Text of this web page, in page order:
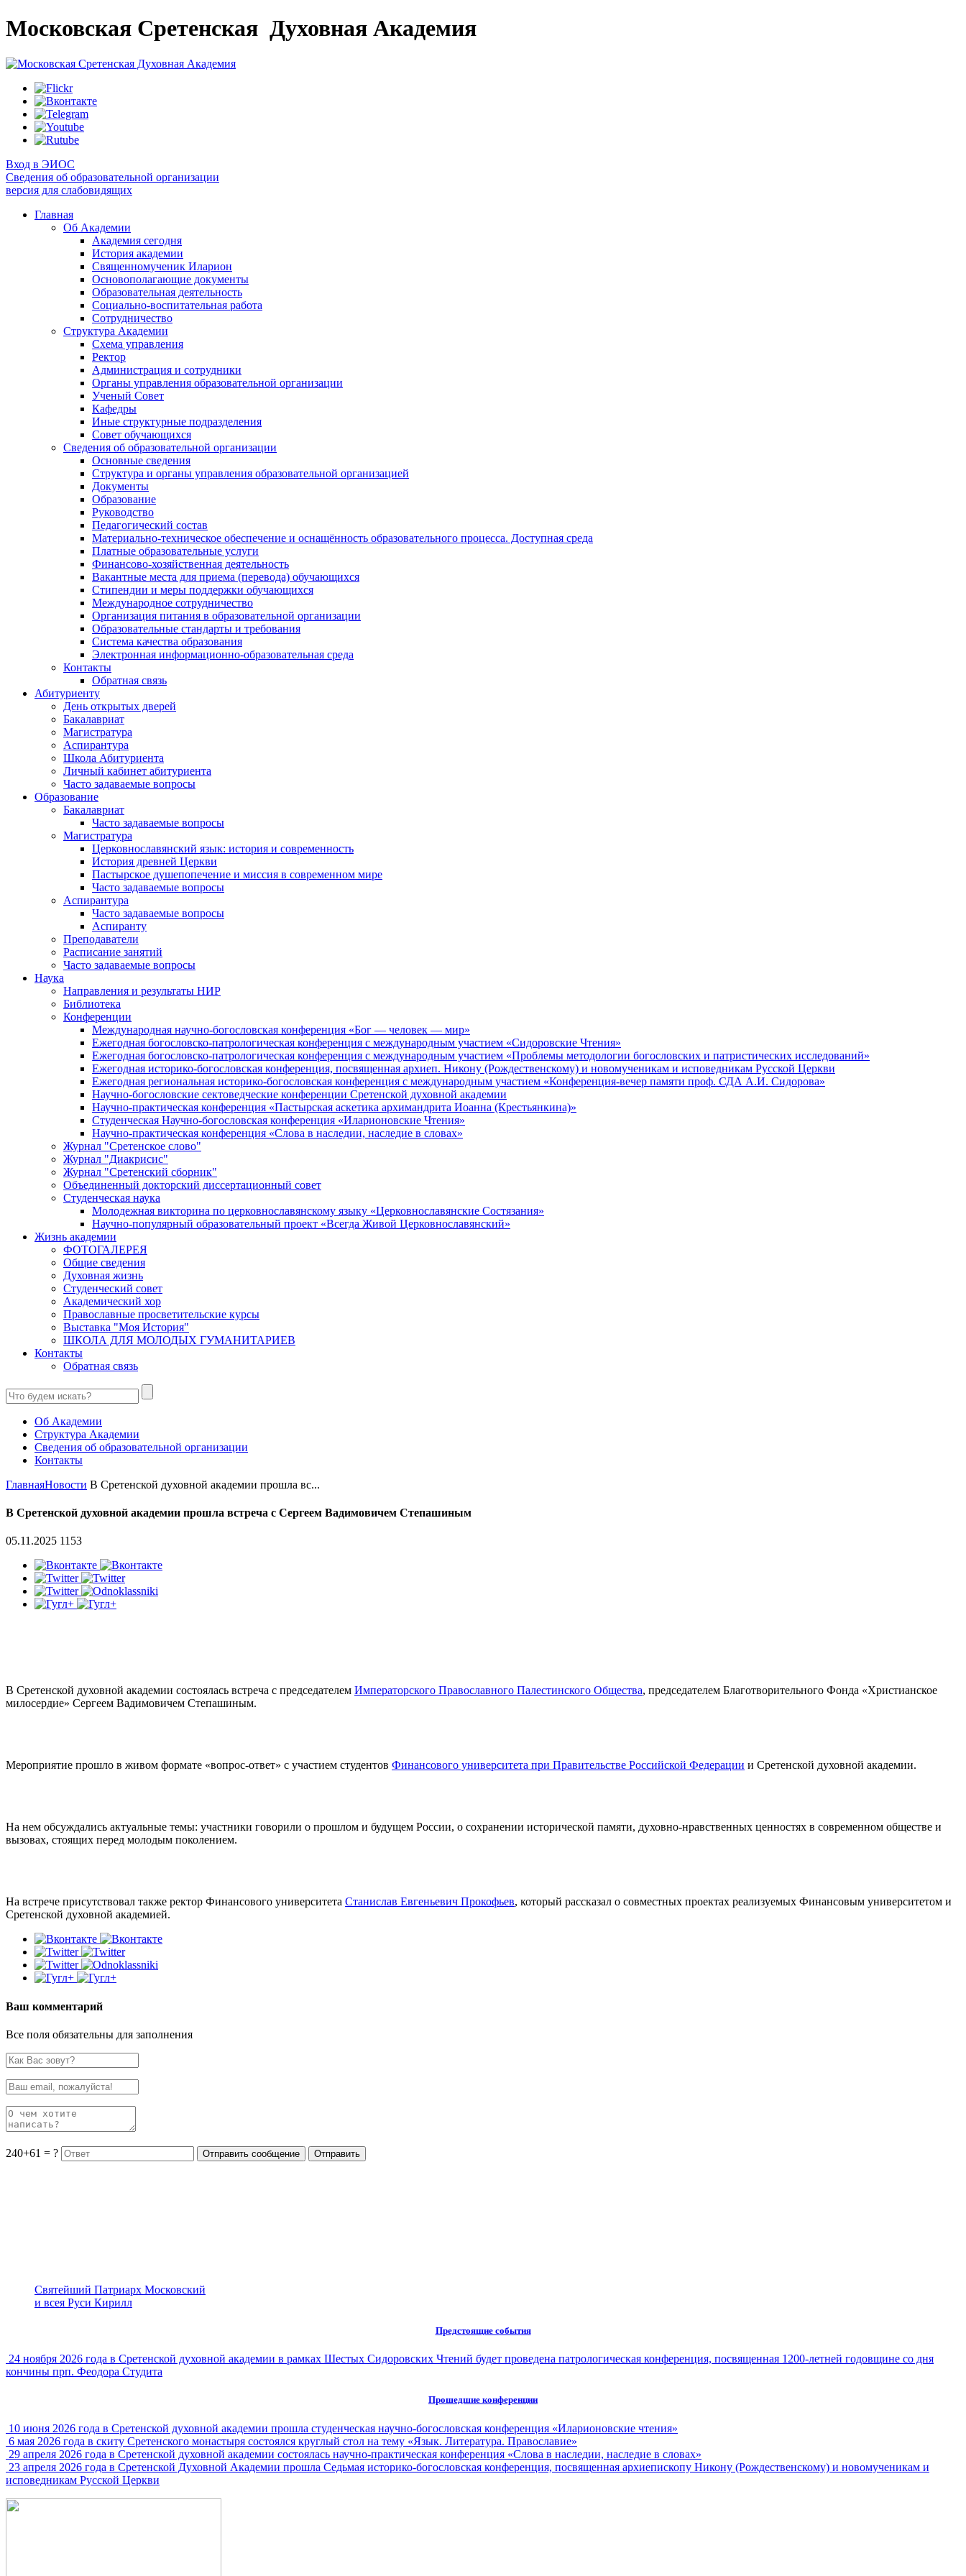
Московская Сретенская Духовная Академия
Вход в ЭИОС
Сведения об образовательной организации
версия для слабовидящих
Главная
Об Академии
Академия сегодня
История академии
Священномученик Иларион
Основополагающие документы
Образовательная деятельность
Социально-воспитательная работа
Сотрудничество
Структура Академии
Схема управления
Ректор
Администрация и сотрудники
Органы управления образовательной организации
Ученый Совет
Кафедры
Иные структурные подразделения
Совет обучающихся
Сведения об образовательной организации
Основные сведения
Структура и органы управления образовательной организацией
Документы
Образование
Руководство
Педагогический состав
Материально-техническое обеспечение и оснащённость образовательного процесса. Доступная среда
Платные образовательные услуги
Финансово-хозяйственная деятельность
Вакантные места для приема (перевода) обучающихся
Стипендии и меры поддержки обучающихся
Международное сотрудничество
Организация питания в образовательной организации
Образовательные стандарты и требования
Система качества образования
Электронная информационно-образовательная среда
Контакты
Обратная связь
Абитуриенту
День открытых дверей
Бакалавриат
Магистратура
Аспирантура
Школа Абитуриента
Личный кабинет абитуриента
Часто задаваемые вопросы
Образование
Бакалавриат
Часто задаваемые вопросы
Магистратура
Церковнославянский язык: история и современность
История древней Церкви
Пастырское душепопечение и миссия в современном мире
Часто задаваемые вопросы
Аспирантура
Часто задаваемые вопросы
Аспиранту
Преподаватели
Расписание занятий
Часто задаваемые вопросы
Наука
Направления и результаты НИР
Библиотека
Конференции
Международная научно-богословская конференция «Бог — человек — мир»
Ежегодная богословско-патрологическая конференция с международным участием «Сидоровские Чтения»
Ежегодная богословско-патрологическая конференция с международным участием «Проблемы методологии богословских и патристических исследований»
Ежегодная историко-богословская конференция, посвященная архиеп. Никону (Рождественскому) и новомученикам и исповедникам Русской Церкви
Ежегодная региональная историко-богословская конференция с международным участием «Конференция-вечер памяти проф. СДА А.И. Сидорова»
Научно-богословские сектоведческие конференции Сретенской духовной академии
Научно-практическая конференция «Пастырская аскетика архимандрита Иоанна (Крестьянкина)»
Студенческая Научно-богословская конференция «Иларионовские Чтения»
Научно-практическая конференция «Cлова в наследии, наследие в словах»
Журнал "Сретенское слово"
Журнал "Диакрисис"
Журнал "Сретенский сборник"
Объединенный докторский диссертационный совет
Студенческая наука
Молодежная викторина по церковнославянскому языку «Церковнославянские Состязания»
Научно-популярный образовательный проект «Всегда Живой Церковнославянский»
Жизнь академии
ФОТОГАЛЕРЕЯ
Общие сведения
Духовная жизнь
Студенческий совет
Академический хор
Православные просветительские курсы
Выставка "Моя История"
ШКОЛА ДЛЯ МОЛОДЫХ ГУМАНИТАРИЕВ
Контакты
Обратная связь
Об Академии
Структура Академии
Сведения об образовательной организации
Контакты
ГлавнаяНовости В Сретенской духовной академии прошла вс...
В Сретенской духовной академии прошла встреча с Сергеем Вадимовичем Степашиным
05.11.2025 1153
В Сретенской духовной академии состоялась встреча с председателем Императорского Православного Палестинского Общества, председателем Благотворительного Фонда «Христианское
милосердие» Сергеем Вадимовичем Степашиным.
Мероприятие прошло в живом формате «вопрос-ответ» с участием студентов Финансового университета при Правительстве Российской Федерации и Сретенской духовной академии.
На нем обсуждались актуальные темы: участники говорили о прошлом и будущем России, о сохранении исторической памяти, духовно-нравственных ценностях в современном обществе и
вызовах, стоящих перед молодым поколением.
На встрече присутствовал также ректор Финансового университета Станислав Евгеньевич Прокофьев, который рассказал о совместных проектах реализуемых Финансовым университетом и
Сретенской духовной академией.
Ваш комментарий
Все поля обязательны для заполнения
240+61 = ?
Святейший Патриарх Московский
и всея Руси Кирилл
Предстоящие события
24 ноября 2026 года в Сретенской духовной академии в рамках Шестых Сидоровских Чтений будет проведена патрологическая конференция, посвященная 1200-летней годовщине со дня
кончины прп. Феодора Студита
Прошедшие конференции
10 июня 2026 года в Сретенской духовной академии прошла студенческая научно-богословская конференция «Иларионовские чтения»
6 мая 2026 года в скиту Сретенского монастыря состоялся круглый стол на тему «Язык. Литература. Православие»
29 апреля 2026 года в Сретенской духовной академии состоялась научно-практическая конференция «Слова в наследии, наследие в словах»
23 апреля 2026 года в Сретенской Духовной Академии прошла Седьмая историко-богословская конференция, посвященная архиепископу Никону (Рождественскому) и новомученикам и
исповедникам Русской Церкви